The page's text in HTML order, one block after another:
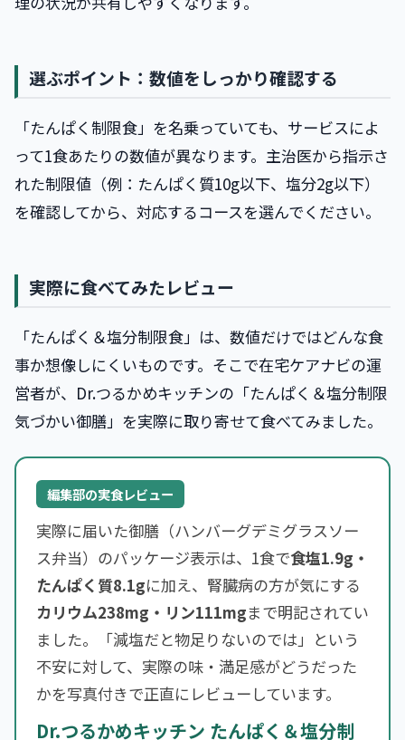
選ぶポイント：数値をしっかり確認する
「たんぱく制限食」を名乗っていても、サービスによ
って1食あたりの数値が異なります。主治医から指示さ
れた制限値（例：たんぱく質10g以下、塩分2g以下）
を確認してから、対応するコースを選んでください。
実際に食べてみたレビュー
「たんぱく＆塩分制限食」は、数値だけではどんな食
事か想像しにくいものです。そこで在宅ケアナビの運
営者が、Dr.つるかめキッチンの「たんぱく＆塩分制限
気づかい御膳」を実際に取り寄せて食べてみました。
編集部の実食レビュー
実際に届いた御膳（ハンバーグデミグラスソー
ス弁当）のパッケージ表示は、1食で食塩1.9g・
たんぱく質8.1gに加え、腎臓病の方が気にする
カリウム238mg・リン111mgまで明記されてい
ました。「減塩だと物足りないのでは」という
不安に対して、実際の味・満足感がどうだった
かを写真付きで正直にレビューしています。
Dr.つるかめキッチン たんぱく＆塩分制